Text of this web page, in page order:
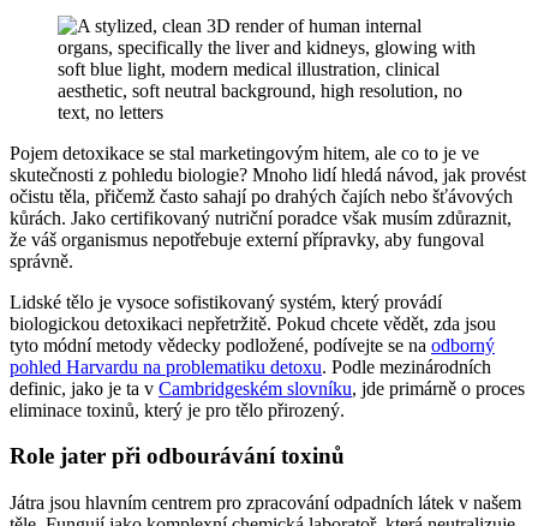
Pojem detoxikace se stal marketingovým hitem, ale co to je ve
skutečnosti z pohledu biologie? Mnoho lidí hledá návod, jak provést
očistu těla, přičemž často sahají po drahých čajích nebo šťávových
kůrách. Jako certifikovaný nutriční poradce však musím zdůraznit,
že váš organismus nepotřebuje externí přípravky, aby fungoval
správně.
Lidské tělo je vysoce sofistikovaný systém, který provádí
biologickou detoxikaci nepřetržitě. Pokud chcete vědět, zda jsou
tyto módní metody vědecky podložené, podívejte se na odborný
pohled Harvardu na problematiku detoxu. Podle mezinárodních
definic, jako je ta v Cambridgeském slovníku, jde primárně o proces
eliminace toxinů, který je pro tělo přirozený.
Role jater při odbourávání toxinů
Játra jsou hlavním centrem pro zpracování odpadních látek v našem